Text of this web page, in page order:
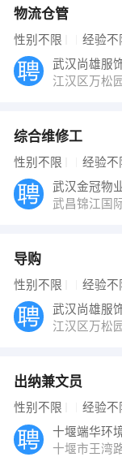
物流仓管
性别不限 经验不
武汉尚雄服
江汉区万松
综合维修工
性别不限 经验不
武汉金冠物
武昌锦江国
导购
性别不限 经验不
武汉尚雄服
江汉区万松
出纳兼文员
性别不限 经验不
十堰端华环
十堰市王湾